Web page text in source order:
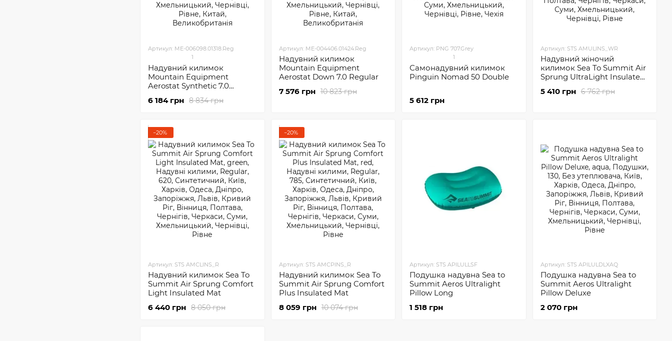
Артикул: ME-006098.01318.Reg
1
Надувний килимок
Mountain Equipment
Aerostat Synthetic 7.0
8 834 грн
6 184 грн
Артикул: ME-004406.01424.Reg
Надувний килимок
Mountain Equipment
Aerostat Down 7.0 Regular
10 823 грн
7 576 грн
Артикул: PNG 707.Grey
1
Самонадувний килимок
Pinguin Nomad 50 Double
5 612 грн
Артикул: STS AMULINS_WR
Надувний жіночий
килимок Sea To Summit Air
Sprung UltraLight Insulated
6 762 грн
5 410 грн
−20%
Артикул: STS AMCLINS_R
Надувний килимок Sea To
Summit Air Sprung Comfort
Light Insulated Mat
8 050 грн
6 440 грн
−20%
Артикул: STS AMCPINS_R
Надувний килимок Sea To
Summit Air Sprung Comfort
Plus Insulated Mat
10 074 грн
8 059 грн
Артикул: STS APILULLSF
Подушка надувна Sea to
Summit Aeros Ultralight
Pillow Long
1 518 грн
Артикул: STS APILULDLXAQ
Подушка надувна Sea to
Summit Aeros Ultralight
Pillow Deluxe
2 070 грн